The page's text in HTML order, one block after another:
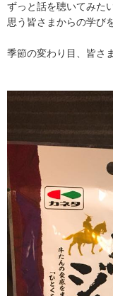
ずっと話を聴いてみた
思う皆さまからの学び
季節の変わり目、皆さ